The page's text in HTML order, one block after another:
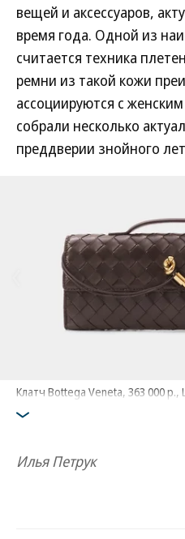
вещей и аксессуаров,
время года. Одной из
считается техника
ремни из такой кожи
ассоциируются с
собрали несколько
преддверии знойного
Клатч Bottega Veneta, 363 000
Илья Петрук